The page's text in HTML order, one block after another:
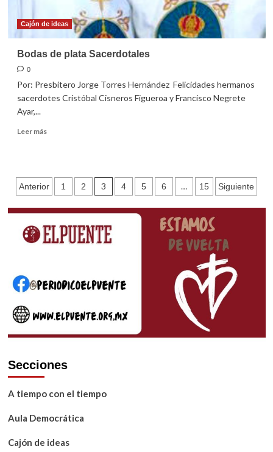
Cajón de ideas
Bodas de plata Sacerdotales
0
Por: Presbítero Jorge Torres Hernández Felicidades hermanos
sacerdotes Cristóbal Cisneros Figueroa y Francisco Negrete
Ayar,...
Leer másLeer
de
plata
Paginación
de
entradas
Anterior 1 2 3 4 5 6 … 15 Siguiente
Secciones
A tiempo con el tiempo
Aula Democrática
Cajón de ideas